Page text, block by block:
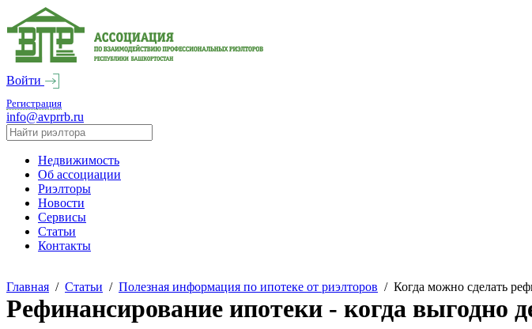
Войти
Регистрация
info@avprrb.ru
Недвижимость
Об ассоциации
Риэлторы
Новости
Сервисы
Статьи
Контакты
Главная / Статьи / Полезная информация по ипотеке от риэлторов / Когда можно сделать
Рефинансирование ипотеки - когда выгодно